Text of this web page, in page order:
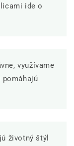
ide o
využívame
pomáhajú
životný štýl